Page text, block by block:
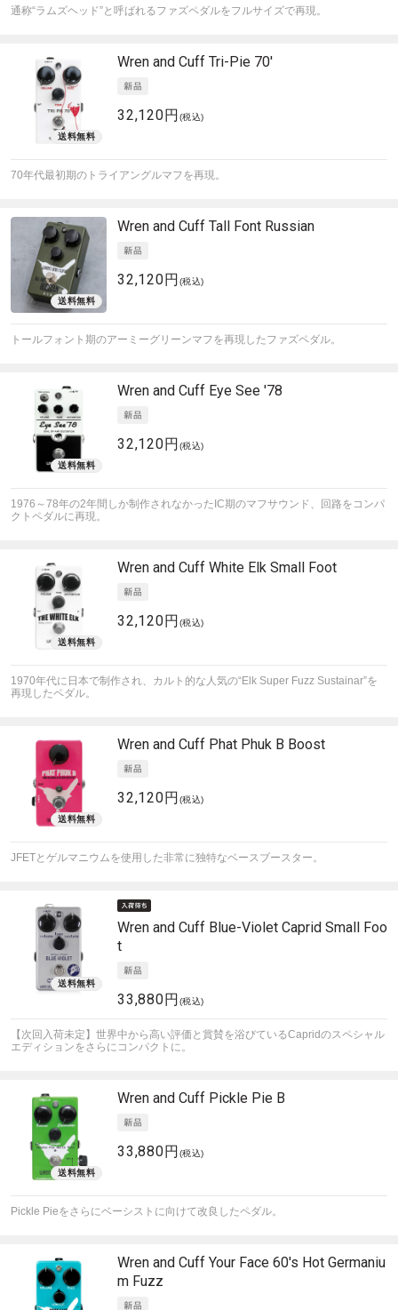
通称“ラムズヘッド”と呼ばれるファズペダルをフルサイズで再現。
Wren and Cuff Tri-Pie 70'
32,120円 (税込)
70年代最初期のトライアングルマフを再現。
Wren and Cuff Tall Font Russian
32,120円 (税込)
トールフォント期のアーミーグリーンマフを再現したファズペダル。
Wren and Cuff Eye See '78
32,120円 (税込)
1976～78年の2年間しか制作されなかったIC期のマフサウンド、回路をコンパ
クトペダルに再現。
Wren and Cuff White Elk Small Foot
32,120円 (税込)
1970年代に日本で制作され、カルト的な人気の“Elk Super Fuzz Sustainar”を
再現したペダル。
Wren and Cuff Phat Phuk B Boost
32,120円 (税込)
JFETとゲルマニウムを使用した非常に独特なベースブースター。
Wren and Cuff Blue-Violet Caprid Small Foo
t
33,880円 (税込)
【次回入荷未定】世界中から高い評価と賞賛を浴びているCapridのスペシャル
エディションをさらにコンパクトに。
Wren and Cuff Pickle Pie B
33,880円 (税込)
Pickle Pieをさらにベーシストに向けて改良したペダル。
Wren and Cuff Your Face 60's Hot Germaniu
m Fuzz